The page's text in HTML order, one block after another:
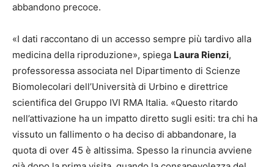
abbandono precoce.
«I dati raccontano di un accesso sempre più tardivo alla
medicina della riproduzione», spiega Laura Rienzi,
professoressa associata nel Dipartimento di Scienze
Biomolecolari dell’Università di Urbino e direttrice
scientifica del Gruppo IVI RMA Italia. «Questo ritardo
nell’attivazione ha un impatto diretto sugli esiti: tra chi ha
vissuto un fallimento o ha deciso di abbandonare, la
quota di over 45 è altissima. Spesso la rinuncia avviene